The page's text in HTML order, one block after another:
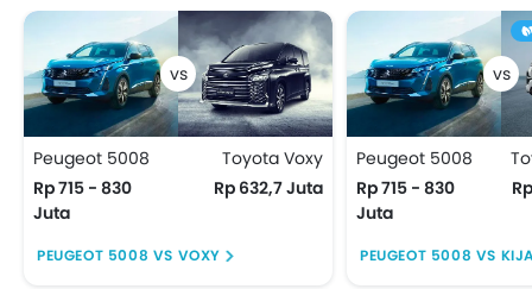
Peugeot 5008
Rp 715 - 830
Juta
Toyota Voxy
Rp 632,7 Juta
PEUGEOT 5008 VS VOXY
Peugeot 5008
Rp 715 - 830
Juta